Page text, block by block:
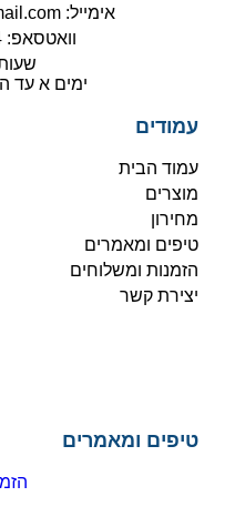
אימייל: t0547099454@gmail.com
וואטסאפ: 054-7099454
ימים א עד ה בין
עמודים
עמוד הבית
מוצרים
מחירון
טיפים ומאמרים
הזמנות ומשלוחים
יצירת קשר
טיפים ומאמרים